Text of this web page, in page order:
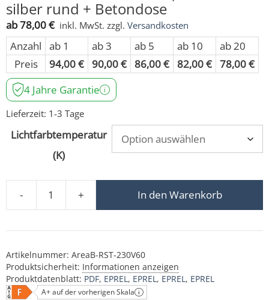
silber rund + Betondose
ab78,00€ inkl. MwSt. zzgl. Versandkosten
Anzahl ab 1 ab 3 ab 5 ab 10
ab 20
Preis
94,00€ 90,00€ 86,00€ 82,00€ 78,00€
4 Jahre Garantie
Lieferzeit: 1-3 Tage
Lichtfarbtemperatur
(K)
-
Bodeneinbauleuchte Area 230V | IP67 & 7W |
+ In den Warenkorb
Artikelnummer: AreaB-RST-230V60
Produktsicherheit: Informationen anzeigen
Produktdatenblatt: PDF EPREL EPREL EPREL EPREL
A+ auf der vorherigen Skala